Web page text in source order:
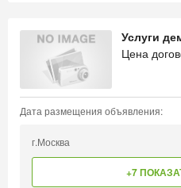
Услуги
Цена
Дата размещения объявления:
г.Москва
+7